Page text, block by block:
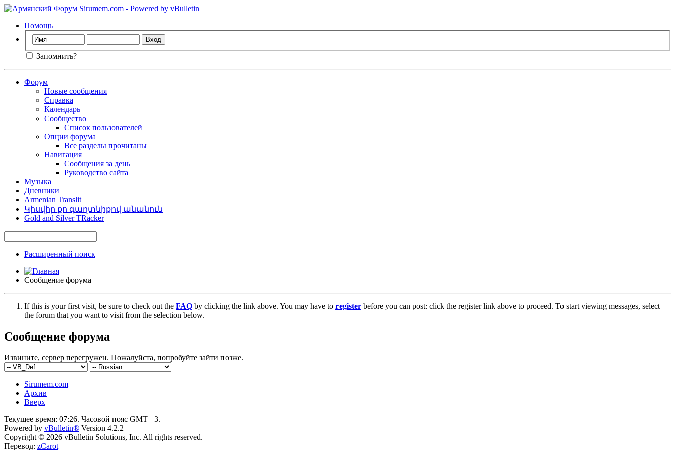
Помощь
Запомнить?
Форум
Новые сообщения
Справка
Календарь
Сообщество
Список пользователей
Опции форума
Все разделы прочитаны
Навигация
Сообщения за день
Руководство сайта
Музыка
Дневники
Armenian Translit
Կիսվիր քո գաղտնիքով անանուն
Gold and Silver TRacker
Расширенный поиск
Сообщение форума
If this is your first visit, be sure to check out the FAQ by clicking the link above. You may have to register before you can post: click the register link above to proceed. To start viewing messages, select
the forum that you want to visit from the selection below.
Сообщение форума
Извините, сервер перегружен. Пожалуйста, попробуйте зайти позже.
Sirumem.com
Архив
Вверх
Текущее время: 07:26. Часовой пояс GMT +3.
Powered by vBulletin® Version 4.2.2
Copyright © 2026 vBulletin Solutions, Inc. All rights reserved.
Перевод: zCarot